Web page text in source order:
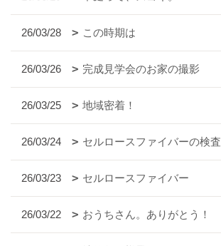
26/03/28 この時期は
26/03/26 完成見学会のお家の撮影
26/03/25 地域密着！
26/03/24 セルロースファイバーの検査
26/03/23 セルロースファイバー
26/03/22 おうちさん。ありがとう！